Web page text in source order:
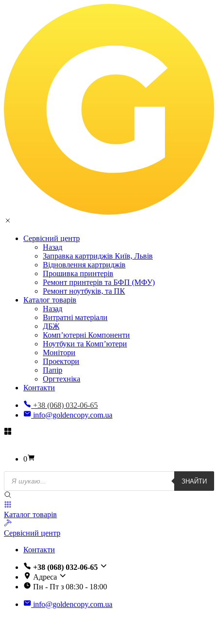
Сервісний центр
Назад
Заправка картриджів Київ, Львів
Відновлення картриджів
Прошивка принтерів
Ремонт принтерів та БФП (МФУ)
Ремонт ноутбуків, та ПК
Каталог товарів
Назад
Витратні матеріали
ДБЖ
Комп’ютерні Компоненти
Ноутбуки та Комп’ютери
Монітори
Проектори
Папір
Оргтехніка
Контакти
+38 (068) 032-06-65
info@goldencopy.com.ua
0
Пошук
товарів
ЗНАЙТИ
Каталог товарів
Сервісний центр
Контакти
+38 (068) 032-06-65
Адреса
Пн - Пт з 08:30 - 18:00
info@goldencopy.com.ua